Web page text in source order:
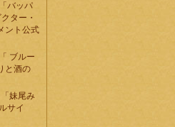
バッパ
ター・
ント公式
ブルー
と酒の
妹尾み
サイ